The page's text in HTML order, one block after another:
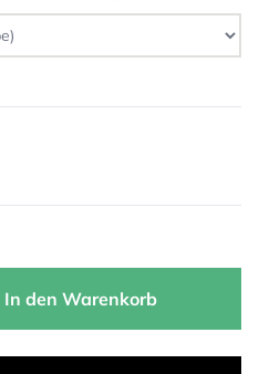
In den Warenkorb